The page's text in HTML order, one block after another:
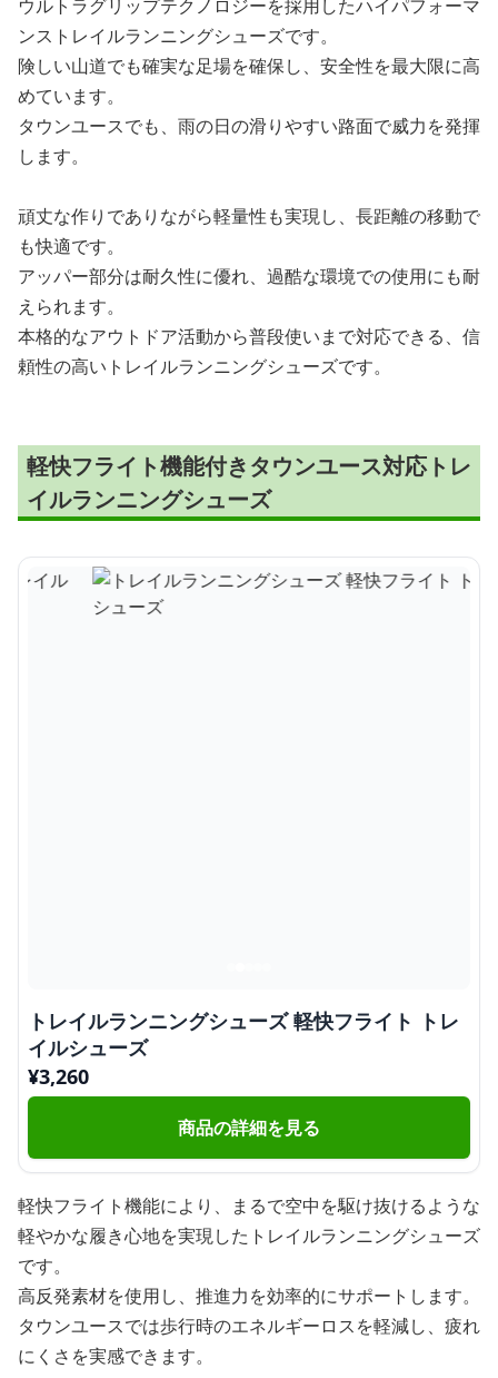
ウルトラグリップテクノロジーを採用したハイパフォーマ
ンストレイルランニングシューズです。
険しい山道でも確実な足場を確保し、安全性を最大限に高
めています。
タウンユースでも、雨の日の滑りやすい路面で威力を発揮
します。
頑丈な作りでありながら軽量性も実現し、長距離の移動で
も快適です。
アッパー部分は耐久性に優れ、過酷な環境での使用にも耐
えられます。
本格的なアウトドア活動から普段使いまで対応できる、信
頼性の高いトレイルランニングシューズです。
軽快フライト機能付きタウンユース対応トレ
イルランニングシューズ
トレイルランニングシューズ 軽快フライト トレ
イルシューズ
¥3,260
商品の詳細を見る
軽快フライト機能により、まるで空中を駆け抜けるような
軽やかな履き心地を実現したトレイルランニングシューズ
です。
高反発素材を使用し、推進力を効率的にサポートします。
タウンユースでは歩行時のエネルギーロスを軽減し、疲れ
にくさを実感できます。